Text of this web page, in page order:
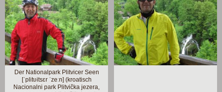
Der Nationalpark Plitvicer Seen
[ˈplitʋitsɛr ˈzeːn] (kroatisch
Nacionalni park Plitvička jezera,